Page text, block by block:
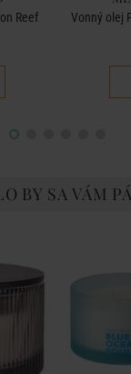
Reef Vonný olej
BY SA VÁM